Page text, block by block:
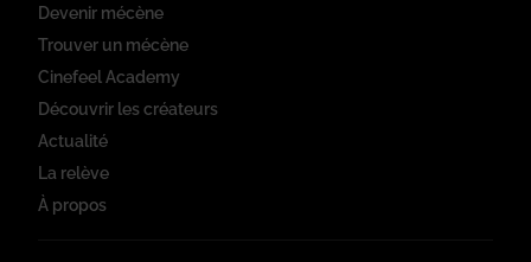
Devenir mécène
Trouver un mécène
Cinefeel Academy
Découvrir les créateurs
Actualité
La relève
À propos